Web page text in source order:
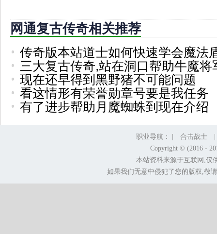
网通复古传奇相关推荐
传奇版本站道士如何快速学会魔法
三大复古传奇,站在洞口帮助牛魔将
现在还早得到黑野猪不可能问题
看这情形有荣誉勋章号要是我任务
有了进步帮助月魔蜘蛛到现在介绍
职业导航： | 合击战士
Copyright © (2016 -
本站资料来源于互联网,仅
如果我们无意中侵犯了您的版权,敬